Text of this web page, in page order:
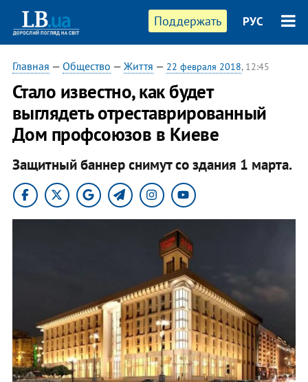
Поддержать РУС
Главная — Общество — Життя — 22 февраля 2018, 12:45
Стало известно, как будет
выглядеть отреставрированный
Дом профсоюзов в Киеве
Защитный баннер снимут со здания 1 марта.